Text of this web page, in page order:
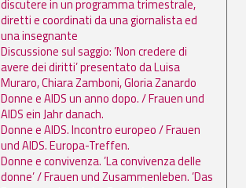
discutere in un programma trimestrale,
diretti e coordinati da una giornalista ed
una insegnante
Discussione sul saggio: ’Non credere di
avere dei diritti’ presentato da Luisa
Muraro, Chiara Zamboni, Gloria Zanardo
Donne e AIDS un anno dopo. / Frauen und
AIDS ein Jahr danach.
Donne e AIDS. Incontro europeo / Frauen
und AIDS. Europa-Treffen.
Donne e convivenza. ’La convivenza delle
donne’ / Frauen und Zusammenleben. ’Das